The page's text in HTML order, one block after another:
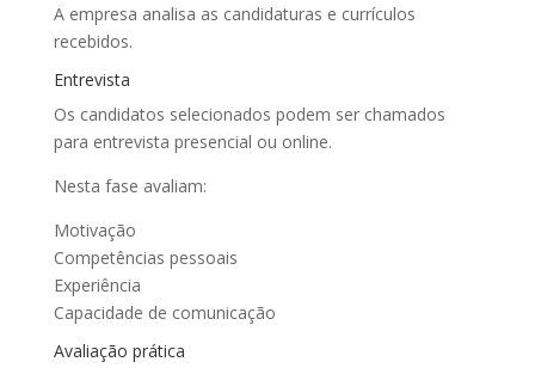
A empresa analisa as candidaturas e currículos
recebidos.
Entrevista
Os candidatos selecionados podem ser chamados
para entrevista presencial ou online.
Nesta fase avaliam:
Motivação
Competências pessoais
Experiência
Capacidade de comunicação
Avaliação prática